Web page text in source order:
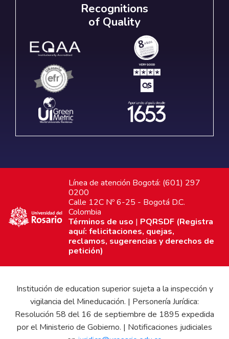
Recognitions
of Quality
Línea de atención Bogotá: (601) 297
0200
Calle 12C Nº 6-25 - Bogotá D.C.
Colombia
Términos de uso | PQRSDF (Registra
aquí: felicitaciones, quejas,
reclamos, sugerencias y derechos de
petición)
Institución de education superior sujeta a la inspección y
vigilancia del Mineducación. | Personería Jurídica:
Resolución 58 del 16 de septiembre de 1895 expedida
por el Ministerio de Gobierno. | Notificaciones judiciales